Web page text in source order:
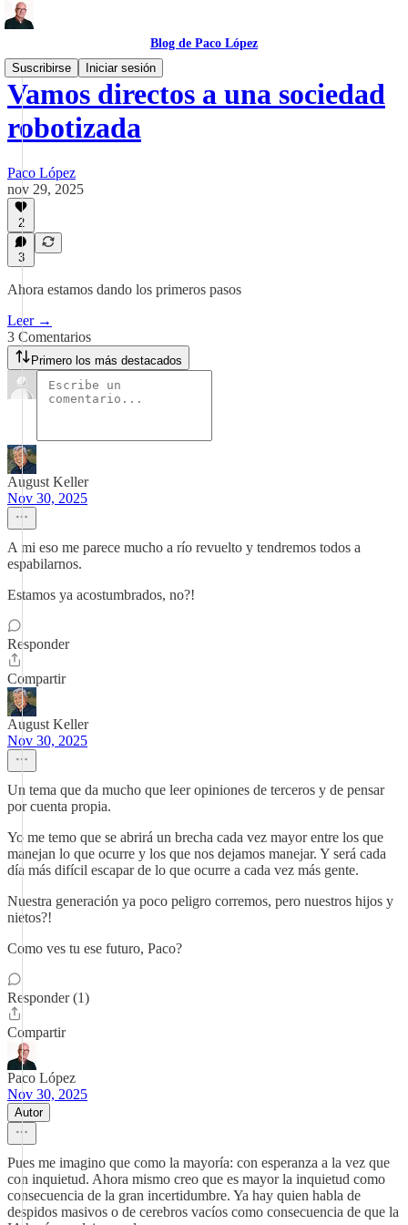
Blog de Paco López
Suscribirse
Iniciar sesión
Vamos directos a una sociedad
robotizada
Paco López
nov 29, 2025
2
3
Ahora estamos dando los primeros pasos
Leer →
3 Comentarios
Primero los más destacados
August Keller
Nov 30, 2025
A mi eso me parece mucho a río revuelto y tendremos todos a
espabilarnos.
Estamos ya acostumbrados, no?!
Responder
Compartir
August Keller
Nov 30, 2025
Un tema que da mucho que leer opiniones de terceros y de pensar
por cuenta propia.
Yo me temo que se abrirá un brecha cada vez mayor entre los que
manejan lo que ocurre y los que nos dejamos manejar. Y será cada
día más difícil escapar de lo que ocurre a cada vez más gente.
Nuestra generación ya poco peligro corremos, pero nuestros hijos y
nietos?!
Como ves tu ese futuro, Paco?
Responder (1)
Compartir
Paco López
Nov 30, 2025
Autor
Pues me imagino que como la mayoría: con esperanza a la vez que
con inquietud. Ahora mismo creo que es mayor la inquietud como
consecuencia de la gran incertidumbre. Ya hay quien habla de
despidos masivos o de cerebros vacíos como consecuencia de que la